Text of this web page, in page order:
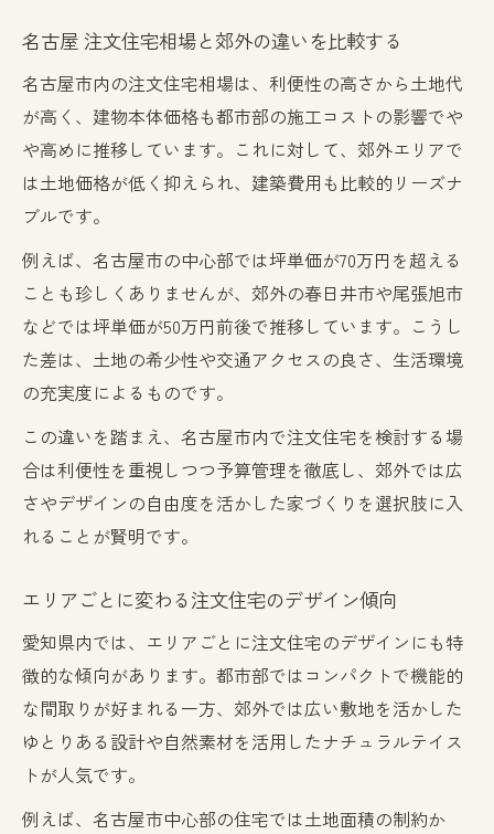
名古屋 注文住宅相場と郊外の違いを比較する
名古屋市内の注文住宅相場は、利便性の高さから土地代
が高く、建物本体価格も都市部の施工コストの影響でや
や高めに推移しています。これに対して、郊外エリアで
は土地価格が低く抑えられ、建築費用も比較的リーズナ
ブルです。
例えば、名古屋市の中心部では坪単価が70万円を超える
ことも珍しくありませんが、郊外の春日井市や尾張旭市
などでは坪単価が50万円前後で推移しています。こうし
た差は、土地の希少性や交通アクセスの良さ、生活環境
の充実度によるものです。
この違いを踏まえ、名古屋市内で注文住宅を検討する場
合は利便性を重視しつつ予算管理を徹底し、郊外では広
さやデザインの自由度を活かした家づくりを選択肢に入
れることが賢明です。
エリアごとに変わる注文住宅のデザイン傾向
愛知県内では、エリアごとに注文住宅のデザインにも特
徴的な傾向があります。都市部ではコンパクトで機能的
な間取りが好まれる一方、郊外では広い敷地を活かした
ゆとりある設計や自然素材を活用したナチュラルテイス
トが人気です。
例えば、名古屋市中心部の住宅では土地面積の制約か